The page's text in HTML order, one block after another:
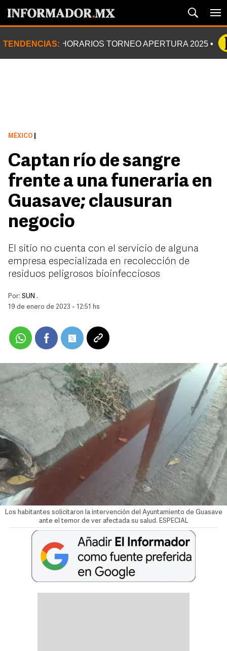
TENDENCIAS: HORARIOS TORNEO APERTURA 2025
MÉXICO
Captan río de sangre
frente a una funeraria en
Guasave; clausuran
negocio
El sitio no cuenta con el servicio de alguna
empresa especializada en recolección de
residuos peligrosos bioinfecciosos
Por: SUN .
19 de enero de 2023 - 12:51 hs
Los habitantes solicitaron la intervención del Ayuntamiento de Guasave
ante el temor de ver afectada su salud. ESPECIAL